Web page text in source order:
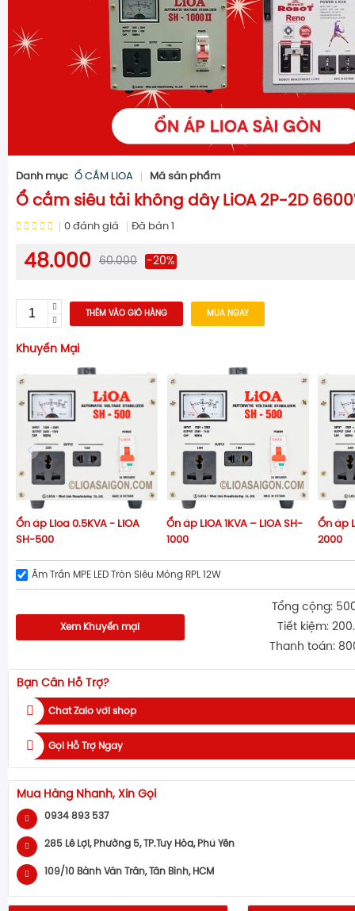
Danh mục Ổ CẮM LIOA Mã sản phẩm
Ổ cắm siêu tải không dây LiOA 2P-2D
0 đánh giá Đã bán 1
48.000 60.000 -20%
THÊM VÀO GIỎ HÀNG MUA NGAY
Khuyến Mại
Ổn áp Lioa 0.5KVA - LiOA
SH-500
Ổn áp LIOA 1KVA – LiOA SH-
1000
Ổn áp
2000
Âm Trần MPE LED Tròn Siêu Mỏng RPL 12W
Xem Khuyến mại
Tổng cộng:
Tiết kiệm:
Thanh toán:
Bạn Cần Hỗ Trợ?
Chat Zalo với shop
Gọi Hỗ Trợ Ngay
Mua Hàng Nhanh, Xin Gọi
0934 893 537
285 Lê Lợi, Phường 5, TP.Tuy Hòa, Phú Yên
109/10 Bành Văn Trân, Tân Bình, HCM